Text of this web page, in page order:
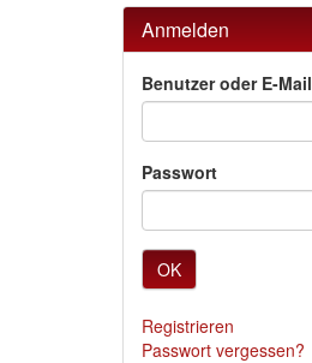
Anmelden
Benutzer oder E-Mail
Passwort
OK
Registrieren
Passwort vergessen?